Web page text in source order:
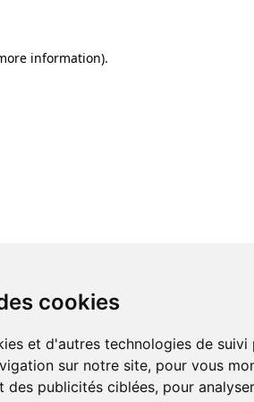
cookies
et d'autres technologies de suivi
sur notre site, pour vous
des publicités ciblées, pour
information).